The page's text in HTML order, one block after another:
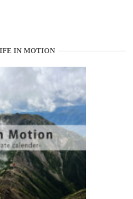
IN MOTION